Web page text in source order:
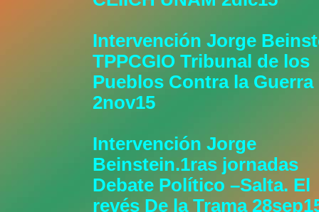
Intervención Jorge
TPPCGIO Tribunal de los
Pueblos Contra la Guerra
2nov15
Intervención Jorge
Beinstein.1ras jornadas
Debate Político –Salta. El
revés De la Trama